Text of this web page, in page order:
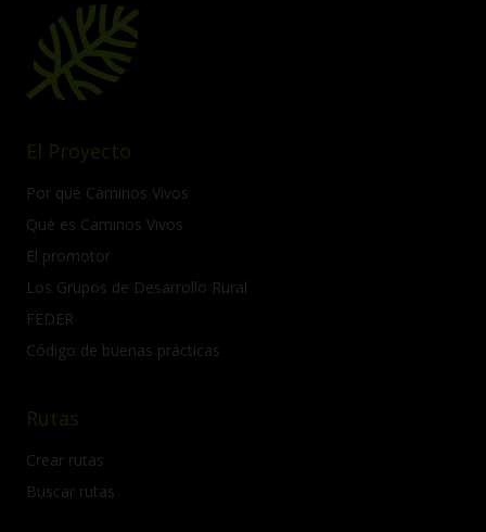
El Proyecto
Por qué Caminos Vivos
Qué es Caminos Vivos
El promotor
Los Grupos de Desarrollo Rural
FEDER
Código de buenas prácticas
Rutas
Crear rutas
Buscar rutas